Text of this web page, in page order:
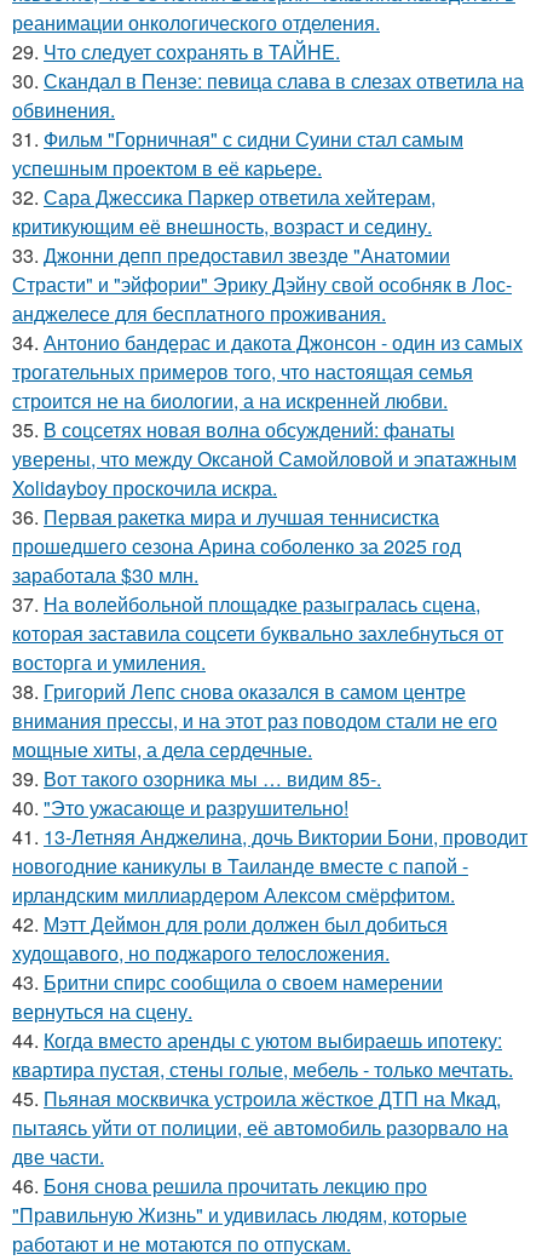
реанимации онкологического отделения.
29. Что следует сохранять в ТАЙНЕ.
30. Скандал в Пензе: певица слава в слезах ответила на
обвинения.
31. Фильм "Горничная" с сидни Суини стал самым
успешным проектом в её карьере.
32. Сара Джессика Паркер ответила хейтерам,
критикующим её внешность, возраст и седину.
33. Джонни депп предоставил звезде "Анатомии
Страсти" и "эйфории" Эрику Дэйну свой особняк в Лос-
анджелесе для бесплатного проживания.
34. Антонио бандерас и дакота Джонсон - один из самых
трогательных примеров того, что настоящая семья
строится не на биологии, а на искренней любви.
35. В соцсетях новая волна обсуждений: фанаты
уверены, что между Оксаной Самойловой и эпатажным
Xolidayboy проскочила искра.
36. Первая ракетка мира и лучшая теннисистка
прошедшего сезона Арина соболенко за 2025 год
заработала $30 млн.
37. На волейбольной площадке разыгралась сцена,
которая заставила соцсети буквально захлебнуться от
восторга и умиления.
38. Григорий Лепс снова оказался в самом центре
внимания прессы, и на этот раз поводом стали не его
мощные хиты, а дела сердечные.
39. Вот такого озорника мы … видим 85-.
40. "Это ужасающе и разрушительно!
41. 13-Летняя Анджелина, дочь Виктории Бони, проводит
новогодние каникулы в Таиланде вместе с папой -
ирландским миллиардером Алексом смёрфитом.
42. Мэтт Деймон для роли должен был добиться
худощавого, но поджарого телосложения.
43. Бритни спирс сообщила о своем намерении
вернуться на сцену.
44. Когда вместо аренды с уютом выбираешь ипотеку:
квартира пустая, стены голые, мебель - только мечтать.
45. Пьяная москвичка устроила жёсткое ДТП на Мкад,
пытаясь уйти от полиции, её автомобиль разорвало на
две части.
46. Боня снова решила прочитать лекцию про
"Правильную Жизнь" и удивилась людям, которые
работают и не мотаются по отпускам.